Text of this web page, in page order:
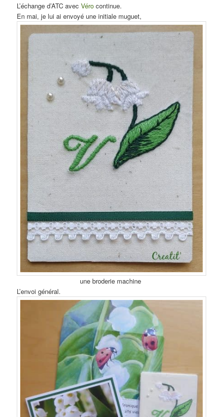
L’échange d’ATC avecVéro continue.
En mai, je lui ai envoyé une initiale muguet,
une broderie machine
L’envoi général.